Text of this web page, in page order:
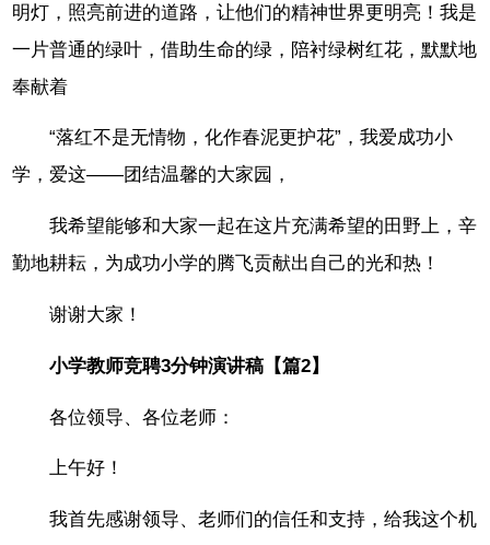
明灯，照亮前进的道路，让他们的精神世界更明亮！我是
一片普通的绿叶，借助生命的绿，陪衬绿树红花，默默地
奉献着
“落红不是无情物，化作春泥更护花”，我爱成功小
学，爱这——团结温馨的大家园，
我希望能够和大家一起在这片充满希望的田野上，辛
勤地耕耘，为成功小学的腾飞贡献出自己的光和热！
谢谢大家！
小学教师竞聘3分钟演讲稿【篇2】
各位领导、各位老师：
上午好！
我首先感谢领导、老师们的信任和支持，给我这个机